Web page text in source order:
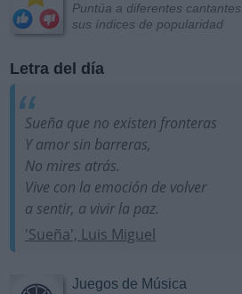
Puntúa a diferentes
sus índices de popularidad
Letra del día
Sueña que no existen fronteras
Y amor sin barreras,
No mires atrás.
Vive con la emoción de volver
a sentir, a vivir la paz.
'Sueña', Luis Miguel
Juegos de Música